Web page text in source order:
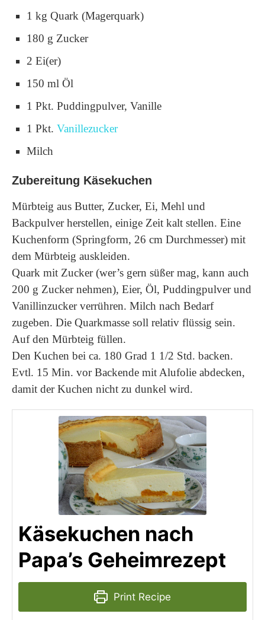
1 kg Quark (Magerquark)
180 g Zucker
2 Ei(er)
150 ml Öl
1 Pkt. Puddingpulver, Vanille
1 Pkt. Vanillezucker
Milch
Zubereitung Käsekuchen
Mürbteig aus Butter, Zucker, Ei, Mehl und
Backpulver herstellen, einige Zeit kalt stellen. Eine
Kuchenform (Springform, 26 cm Durchmesser) mit
dem Mürbteig auskleiden.
Quark mit Zucker (wer’s gern süßer mag, kann auch
200 g Zucker nehmen), Eier, Öl, Puddingpulver und
Vanillinzucker verrühren. Milch nach Bedarf
zugeben. Die Quarkmasse soll relativ flüssig sein.
Auf den Mürbteig füllen.
Den Kuchen bei ca. 180 Grad 1 1/2 Std. backen.
Evtl. 15 Min. vor Backende mit Alufolie abdecken,
damit der Kuchen nicht zu dunkel wird.
Käsekuchen nach
Papa’s Geheimrezept
Print Recipe